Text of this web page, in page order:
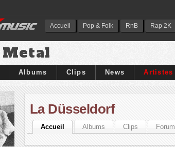
Accueil Pop & Folk RnB Rap 2K
Metal
Albums Clips News Artistes
La Düsseldorf
Accueil Albums Clips Forum